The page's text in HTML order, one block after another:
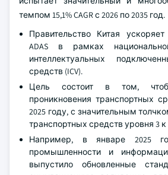
темпом 15,1% CAGR с 2026 по 2035 год.
Правительство Китая
ADAS в рамках
интеллектуальных
средств (ICV).
Цель состоит в том,
проникновения транспортных
2025 году, с значительным
транспортных средств уровня 3 к
Например, в январе 2025
промышленности и
выпустило обновленные